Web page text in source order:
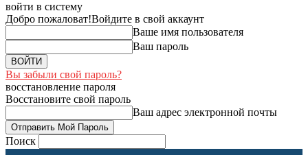
войти в систему
Добро пожаловат!Войдите в свой аккаунт
Ваше имя пользователя
Ваш пароль
Вы забыли свой пароль?
восстановление пароля
Восстановите свой пароль
Ваш адрес электронной почты
Поиск